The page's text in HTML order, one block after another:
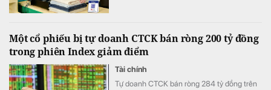
đã tạo nên một áp lực thực sự, buộc những
người làm kinh doanh phải thay đổi toàn
Một cổ phiếu bị tự doanh CTCK bán ròng 200 tỷ đồng
trong phiên Index giảm điểm
Tài chính
Tự doanh CTCK bán ròng 284 tỷ đồng trên